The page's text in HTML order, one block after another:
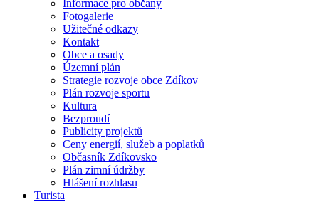
Informace pro občany
Fotogalerie
Užitečné odkazy
Kontakt
Obce a osady
Územní plán
Strategie rozvoje obce Zdíkov
Plán rozvoje sportu
Kultura
Bezproudí
Publicity projektů
Ceny energií, služeb a poplatků
Občasník Zdíkovsko
Plán zimní údržby
Hlášení rozhlasu
Turista